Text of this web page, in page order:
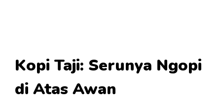
Kopi Taji: Serunya Ngopi
di Atas Awan